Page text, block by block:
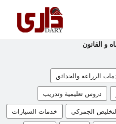
و القانون
الزراعة والحدائق
دروس تعليمية وتدريب
الجمركي خدمات السيارات